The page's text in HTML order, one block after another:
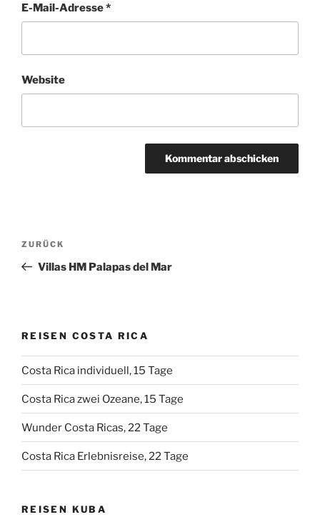
E-Mail-Adresse*
Website
Beitragsnavigation
Vorheriger
Beitrag
ZURÜCK
Villas HM Palapas del Mar
REISEN COSTA RICA
Costa Rica individuell, 15 Tage
Costa Rica zwei Ozeane, 15 Tage
Wunder Costa Ricas, 22 Tage
Costa Rica Erlebnisreise, 22 Tage
REISEN KUBA